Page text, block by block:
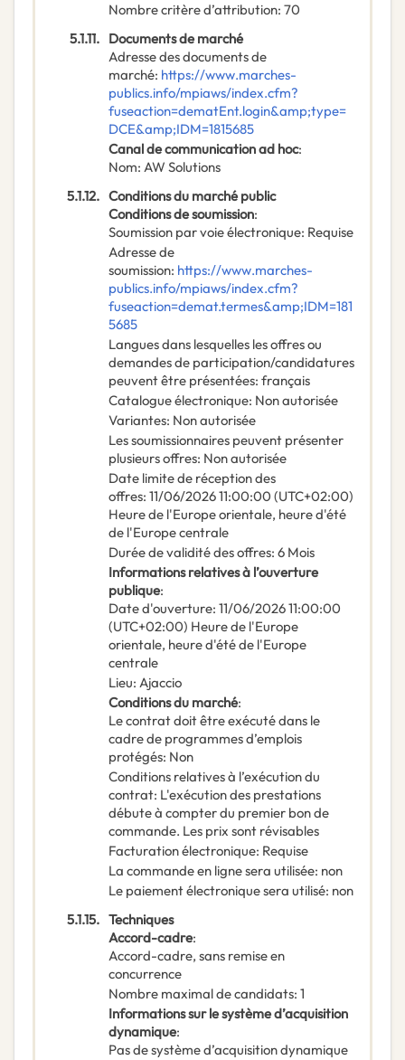
Nombre critère d’attribution: 70
5.1.11. Documents de marché
Adresse des documents de
marché: https://www.marches-
publics.info/mpiaws/index.cfm?
fuseaction=dematEnt.login&amp;type=
DCE&amp;IDM=1815685
Canal de communication ad hoc:
Nom: AW Solutions
5.1.12. Conditions du marché public
Conditions de soumission:
Soumission par voie électronique: Requise
Adresse de
soumission: https://www.marches-
publics.info/mpiaws/index.cfm?
fuseaction=demat.termes&amp;IDM=181
5685
Langues dans lesquelles les offres ou
demandes de participation/candidatures
peuvent être présentées: français
Catalogue électronique: Non autorisée
Variantes: Non autorisée
Les soumissionnaires peuvent présenter
plusieurs offres: Non autorisée
Date limite de réception des
offres: 11/06/202611:00:00 (UTC+02:00)
Heure de l'Europe orientale, heure d'été
de l'Europe centrale
Durée de validité des offres: 6 Mois
Informations relatives à l’ouverture
publique:
Date d'ouverture: 11/06/202611:00:00
(UTC+02:00) Heure de l'Europe
orientale, heure d'été de l'Europe
centrale
Lieu: Ajaccio
Conditions du marché:
Le contrat doit être exécuté dans le
cadre de programmes d’emplois
protégés: Non
Conditions relatives à l’exécution du
contrat: L'exécution des prestations
débute à compter du premier bon de
commande. Les prix sont révisables
Facturation électronique: Requise
La commande en ligne sera utilisée: non
Le paiement électronique sera utilisé: non
5.1.15. Techniques
Accord-cadre:
Accord-cadre, sans remise en
concurrence
Nombre maximal de candidats: 1
Informations sur le système d’acquisition
dynamique:
Pas de système d’acquisition dynamique